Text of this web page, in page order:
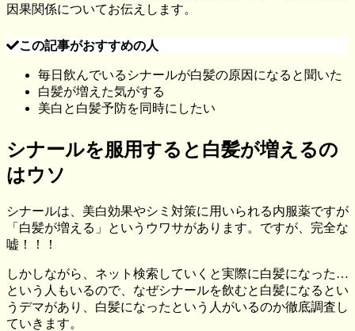
因果関係についてお伝えします。
この記事がおすすめの人
毎日飲んでいるシナールが白髪の原因になると聞いた
白髪が増えた気がする
美白と白髪予防を同時にしたい
シナールを服用すると白髪が増えるの
はウソ
シナールは、美白効果やシミ対策に用いられる内服薬ですが
「白髪が増える」というウワサがあります。ですが、完全な
嘘！！！
しかしながら、ネット検索していくと実際に白髪になった…
という人もいるので、なぜシナールを飲むと白髪になるとい
うデマがあり、白髪になったという人がいるのか徹底調査し
ていきます。